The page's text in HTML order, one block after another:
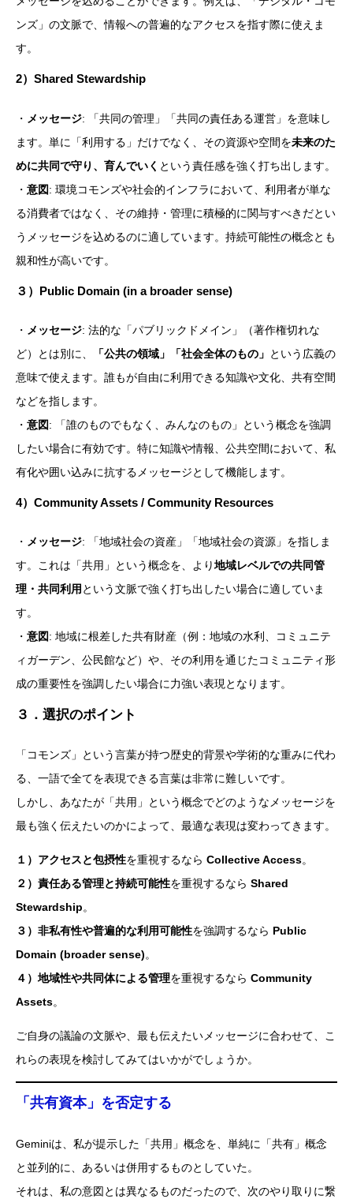
ンズ」の文脈で、情報への普遍的なアクセスを指す際に使えま
す。
2） Shared Stewardship
・ メッセージ: 「共同の管理」「共同の責任ある運営」を意味し
ます。単に「利用する」だけでなく、その資源や空間を未来のた
めに共同で守り、育んでいく という責任感を強く打ち出します。
・ 意図: 環境コモンズや社会的インフラにおいて、利用者が単な
る消費者ではなく、その維持・管理に積極的に関与すべきだとい
うメッセージを込めるのに適しています。持続可能性の概念とも
親和性が高いです。
３） Public Domain (in a broader sense)
・ メッセージ: 法的な「パブリックドメイン」（著作権切れな
ど）とは別に、
「公共の領域」「社会全体のもの」 という広義の
意味で使えます。誰もが自由に利用できる知識や文化、共有空間
などを指します。
・ 意図: 「誰のものでもなく、みんなのもの」という概念を強調
したい場合に有効です。特に知識や情報、公共空間において、私
有化や囲い込みに抗するメッセージとして機能します。
4） Community Assets / Community Resources
・ メッセージ: 「地域社会の資産」「地域社会の資源」を指しま
す。これは「共用」という概念を、より地域レベルでの共同管
理・共同利用 という文脈で強く打ち出したい場合に適していま
す。
・ 意図: 地域に根差した共有財産（例：地域の水利、コミュニテ
ィガーデン、公民館など）や、その利用を通じたコミュニティ形
成の重要性を強調したい場合に力強い表現となります。
３．選択のポイント
「コモンズ」という言葉が持つ歴史的背景や学術的な重みに代わ
る、一語で全てを表現できる言葉は非常に難しいです。
しかし、あなたが「共用」という概念でどのようなメッセージを
最も強く伝えたいのかによって、最適な表現は変わってきます。
１）アクセスと包摂性を重視するなら Collective Access。
２）責任ある管理と持続可能性を重視するなら Shared
Stewardship。
３）非私有性や普遍的な利用可能性を強調するなら Public
Domain (broader sense)。
４）地域性や共同体による管理を重視するなら Community
Assets。
ご自身の議論の文脈や、最も伝えたいメッセージに合わせて、こ
れらの表現を検討してみてはいかがでしょうか。
「共有資本」を否定する
Geminiは、私が提示した「共用」概念を、単純に「共有」概念
と並列的に、あるいは併用するものとしていた。
それは、私の意図とは異なるものだったので、次のやり取りに繋